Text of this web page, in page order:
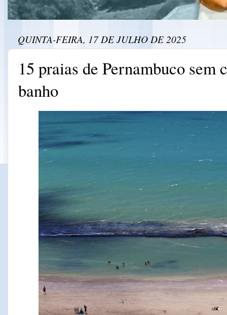
QUINTA-FEIRA, 17 DE JULHO DE 2025
15 praias de Pernambuco sem
banho